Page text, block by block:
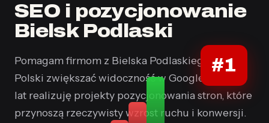
#1
SEO i pozycjonowanie
Bielsk Podlaski
Pomagam firmom z Bielska Podlaskiego i całej
Polski zwiększać widoczność w Google. Od 10+
lat realizuję projekty pozycjonowania stron, które
przynoszą rzeczywisty wzrost ruchu i konwersji.